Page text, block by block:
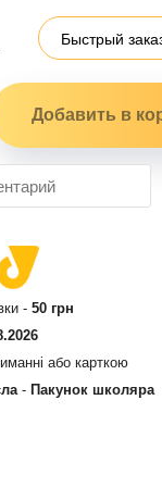
Быстрый
- 50 грн
або карткою
- Пакунок школяра